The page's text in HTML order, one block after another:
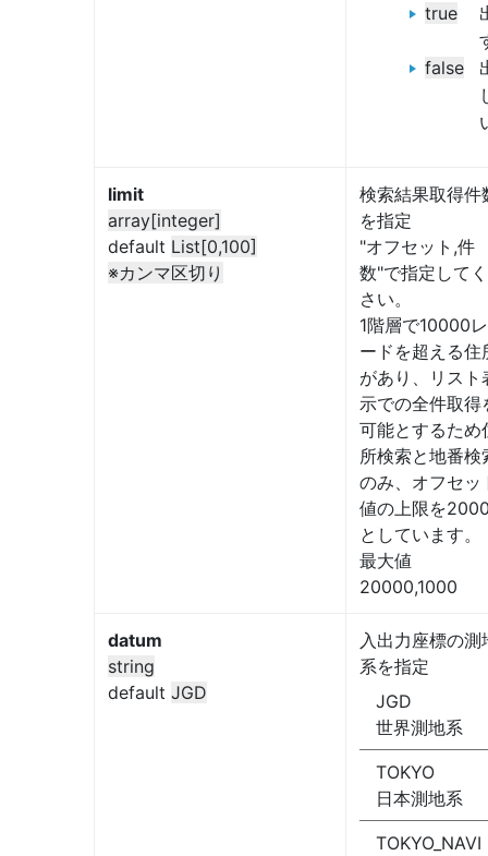
true
false
limit
array[integer]
default List[0,100]
※カンマ区切り
検索結果取得件
を指定
"オフセット,件
数"で指定して
さい。
1階層で10000
ードを超える住
があり、リスト
示での全件取得
可能とするため
所検索と地番検
のみ、オフセッ
値の上限を
としています。
最大値
20000,1000
datum
string
default JGD
入出力座標の測
系を指定
JGD
世界測地系
TOKYO
日本測地系
TOKYO_NAVI